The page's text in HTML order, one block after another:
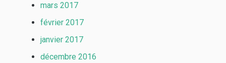
mars 2017
février 2017
janvier 2017
décembre 2016